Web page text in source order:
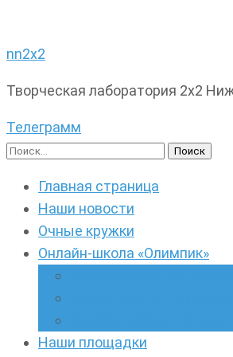
nn2x2
Творческая лаборатория 2х2
Телеграмм
Найти:
Главная страница
Наши новости
Очные кружки
Онлайн-школа «Олимпик»
Наши площадки